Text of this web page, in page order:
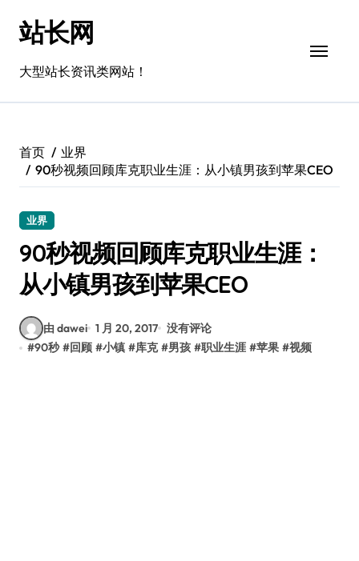
站长网
大型站长资讯类网站！
首页
业界
90秒视频回顾库克职业生涯：从小镇男孩到苹果CEO
业界
90秒视频回顾库克职业生涯：
从小镇男孩到苹果CEO
由 dawei 1 月 20, 2017 没有评论
#90秒 #回顾 #小镇 #库克 #男孩 #职业生涯 #苹果 #视频